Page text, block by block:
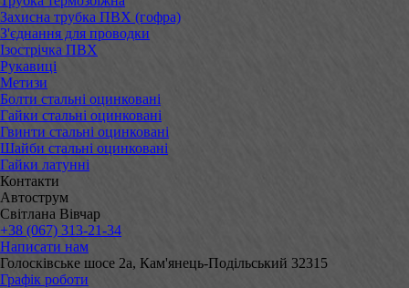
Захисна трубка ПВХ (гофра)
З'єднання для проводки
Ізострічка ПВХ
Рукавиці
Метизи
Болти стальні оцинковані
Гайки стальні оцинковані
Гвинти стальні оцинковані
Шайби стальні оцинковані
Гайки латунні
Контакти
Автострум
Світлана Вівчар
+38 (067) 313-21-34
Написати нам
Голосківське шосе 2а, Кам'янець-Подільський 32315
Графік роботи